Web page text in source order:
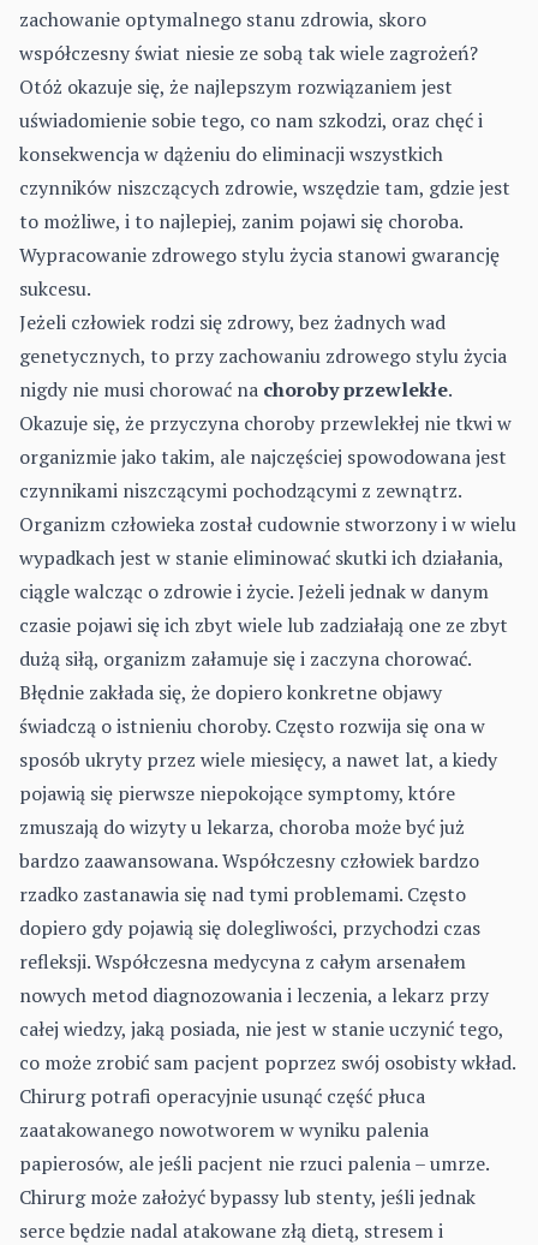
zachowanie optymalnego stanu zdrowia, skoro
współczesny świat niesie ze sobą tak wiele zagro­żeń?
Otóż okazuje się, że najlepszym rozwiązaniem jest
uświadomienie sobie tego, co nam szkodzi, oraz chęć i
konsekwencja w dążeniu do eli­minacji wszystkich
czynników niszczących zdrowie, wszędzie tam, gdzie jest
to możliwe, i to najlepiej, zanim pojawi się choroba.
Wypracowanie zdrowego stylu życia stanowi gwarancję
sukcesu.
Jeżeli człowiek rodzi się zdrowy, bez żadnych wad
genetycznych, to przy zachowaniu zdrowego stylu życia
nigdy nie musi chorować na cho­roby przewlekłe.
Okazuje się, że przyczyna choroby przewlekłej nie tkwi w
organizmie jako takim, ale najczęściej spowodowana jest
czynnikami niszczącymi pochodzącymi z zewnątrz.
Organizm człowieka został cu­downie stworzony i w wielu
wypadkach jest w stanie eliminować skutki ich działania,
ciągle walcząc o zdrowie i życie. Jeżeli jednak w danym
czasie pojawi się ich zbyt wiele lub zadziałają one ze zbyt
dużą siłą, or­ganizm załamuje się i zaczyna chorować.
Błędnie zakłada się, że dopiero konkretne objawy
świadczą o istnieniu choroby. Często rozwija się ona w
sposób ukryty przez wiele miesięcy, a nawet lat, a kiedy
pojawią się pierwsze niepokojące symptomy, które
zmuszają do wizyty u lekarza, choroba może być już
bardzo zaawanso­wana. Współczesny człowiek bardzo
rzadko zastanawia się nad tymi problemami. Często
dopiero gdy pojawią się dolegliwości, przychodzi czas
refleksji. Współczesna medycyna z całym arsenałem
nowych metod diagnozowania i leczenia, a lekarz przy
całej wiedzy, jaką posiada, nie jest w stanie uczynić tego,
co może zrobić sam pacjent poprzez swój osobisty wkład.
Chirurg potrafi operacyjnie usunąć część płuca
zaatakowanego nowo­tworem w wyniku palenia
papierosów, ale jeśli pacjent nie rzuci palenia – umrze.
Chirurg może założyć bypassy lub stenty, jeśli jednak
serce będzie nadal atakowane złą dietą, stresem i